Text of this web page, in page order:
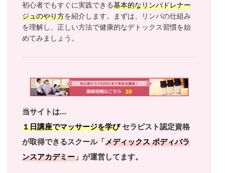
初心者でもすぐに実践できる基本的なリンパドレナー
ジュのやり方を紹介します。まずは、リンパの仕組み
を理解し、正しい方法で健康的なデトックス習慣を始
めてみましょう。
当サイトは…
１日講座でマッサージを学びセラピスト認定資格
が取得できるスクール「メディックス ボディバラ
ンスアカデミー 」が運営してます。